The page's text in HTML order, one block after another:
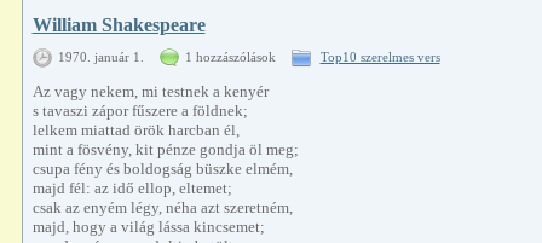
William Shakespeare
1970. január 1. 1 hozzászólások Top10 szerelmes vers
Az vagy nekem, mi testnek a kenyér
s tavaszi zápor fűszere a földnek;
lelkem miattad örök harcban él,
mint a fösvény, kit pénze gondja öl meg;
csupa fény és boldogság büszke elmém,
majd fél: az idő ellop, eltemet;
csak az enyém légy, néha azt szeretném,
majd, hogy a világ lássa kincsemet;